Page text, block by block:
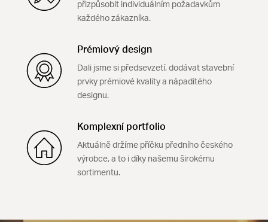
přizpůsobit individuálním požadavkům
každého zákazníka.
Prémiový design
Dali jsme si předsevzetí, dodávat stavební
prvky prémiové kvality a nápaditého
designu.
Komplexní portfolio
Aktuálně držíme příčku předního českého
výrobce, a to i díky našemu širokému
sortimentu.